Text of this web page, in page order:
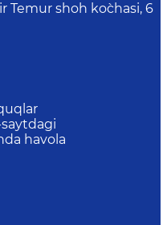
Temur shoh ko`chasi, 6
havola